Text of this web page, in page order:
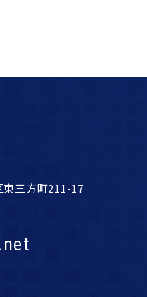
東三方町211-17